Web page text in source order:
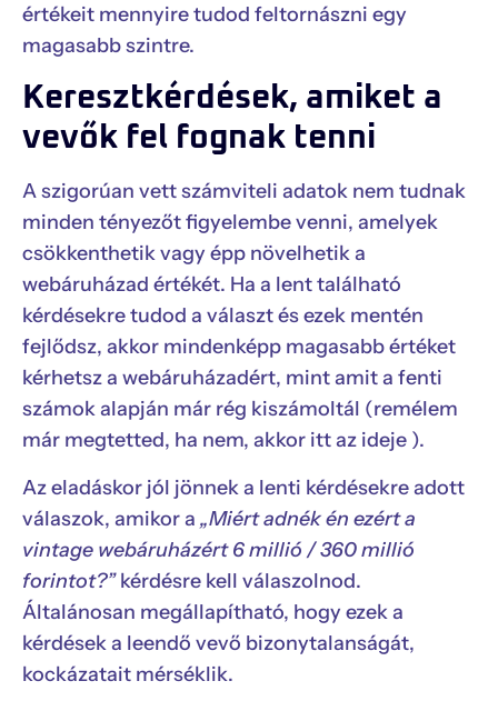
értékeit mennyire tudod feltornászni egy
magasabb szintre.
Keresztkérdések, amiket a
vevők fel fognak tenni
A szigorúan vett számviteli adatok nem tudnak
minden tényezőt figyelembe venni, amelyek
csökkenthetik vagy épp növelhetik a
webáruházad értékét. Ha a lent található
kérdésekre tudod a választ és ezek mentén
fejlődsz, akkor mindenképp magasabb értéket
kérhetsz a webáruházadért, mint amit a fenti
számok alapján már rég kiszámoltál (remélem
már megtetted, ha nem, akkor itt az ideje ).
Az eladáskor jól jönnek a lenti kérdésekre adott
válaszok, amikor a „Miért adnék én ezért a
vintage webáruházért 6 millió / 360 millió
forintot?”kérdésre kell válaszolnod.
Általánosan megállapítható, hogy ezek a
kérdések a leendő vevő bizonytalanságát,
kockázatait mérséklik.